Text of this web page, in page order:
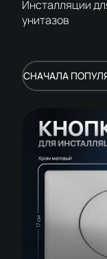
Инсталляции
унитазов
СНАЧАЛА